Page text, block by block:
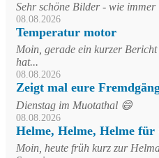
Sehr schöne Bilder - wie
08.08.2026
Temperatur motor
Moin, gerade ein kurzer
hat...
08.08.2026
Zeigt mal eure
Dienstag im Muotathal 😄
08.08.2026
Helme, Helme, Helme für
Moin, heute früh kurz zur